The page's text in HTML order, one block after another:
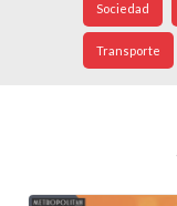
Sociedad
Transporte